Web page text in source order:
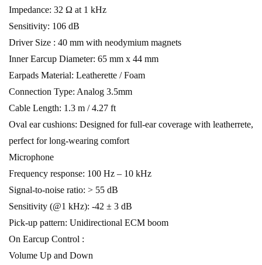
Impedance: 32 Ω at 1 kHz
Sensitivity: 106 dB
Driver Size : 40 mm with neodymium magnets
Inner Earcup Diameter: 65 mm x 44 mm
Earpads Material: Leatherette / Foam
Connection Type: Analog 3.5mm
Cable Length: 1.3 m / 4.27 ft
Oval ear cushions: Designed for full-ear coverage with leatherrete,
perfect for long-wearing comfort
Microphone
Frequency response: 100 Hz – 10 kHz
Signal-to-noise ratio: > 55 dB
Sensitivity (@1 kHz): -42 ± 3 dB
Pick-up pattern: Unidirectional ECM boom
On Earcup Control :
Volume Up and Down